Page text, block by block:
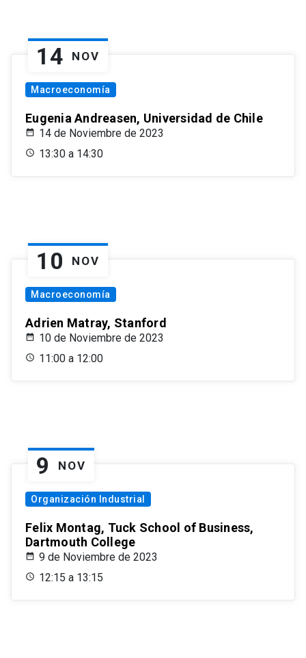
14 NOV
Macroeconomía
Eugenia Andreasen, Universidad de Chile
14 de Noviembre de 2023
13:30 a 14:30
10 NOV
Macroeconomía
Adrien Matray, Stanford
10 de Noviembre de 2023
11:00 a 12:00
9 NOV
Organización Industrial
Felix Montag, Tuck School of Business,
Dartmouth College
9 de Noviembre de 2023
12:15 a 13:15